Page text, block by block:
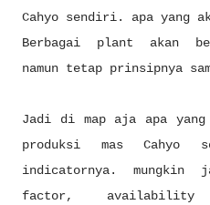
Cahyo sendiri. apa yang
Berbagai plant akan
namun tetap prinsipnya
Jadi di map aja apa
produksi mas Cahyo
indicatornya.
factor, availability